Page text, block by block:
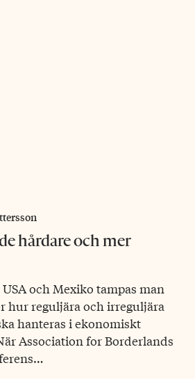
hårdare och mer
och Mexiko tampas man
hur reguljära och irreguljära
hanteras i ekonomiskt
Association for Borderlands